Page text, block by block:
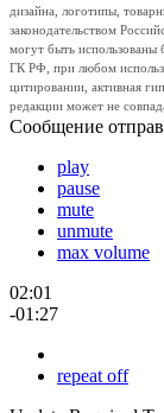
дизайна, логотипы,
законодательством
могут быть использованы
ГК РФ, при любом
цитировании, активная
редакции может не
Сообщение
play
pause
mute
unmute
max volume
02:01
-01:27
repeat off